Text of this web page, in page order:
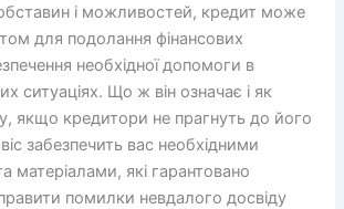
обставин і можливостей, кредит може
для подолання фінансових
необхідної допомоги в
ситуаціях. Що ж він означає і як
якщо кредитори не прагнуть до його
забезпечить вас необхідними
матеріалами, які гарантовано
помилки невдалого досвіду